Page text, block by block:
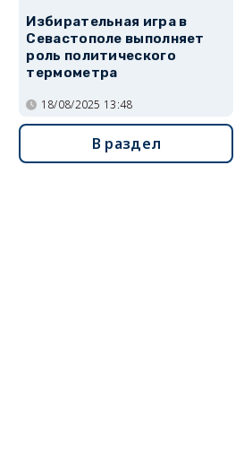
Избирательная игра в
Севастополе выполняет
роль политического
термометра
18/08/2025 13:48
В раздел